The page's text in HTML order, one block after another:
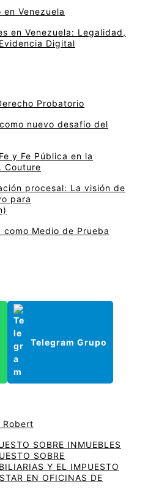
Venezuela
en Venezuela: Legalidad,
Digital
Probatorio
nuevo desafío del
y Fe Pública en la
Couture
procesal: La visión de
para
Medio de Prueba
Telegram Grupo
Robert
SOBRE INMUEBLES
SOBRE
Y EL IMPUESTO
EN OFICINAS DE